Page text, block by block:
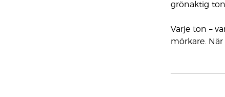
grönaktig
Varje ton –
mörkare.